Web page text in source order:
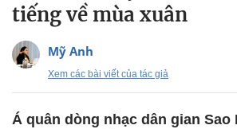
tiếng về mùa xuân
Mỹ Anh
Xem các bài viết của tác giả
Á quân dòng nhạc dân gian Sao